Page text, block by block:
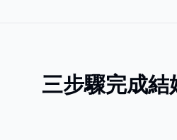
三步驟完成結